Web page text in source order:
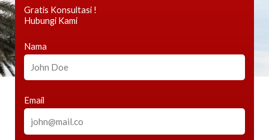
Gratis Konsultasi !
Hubungi Kami
Nama
Email